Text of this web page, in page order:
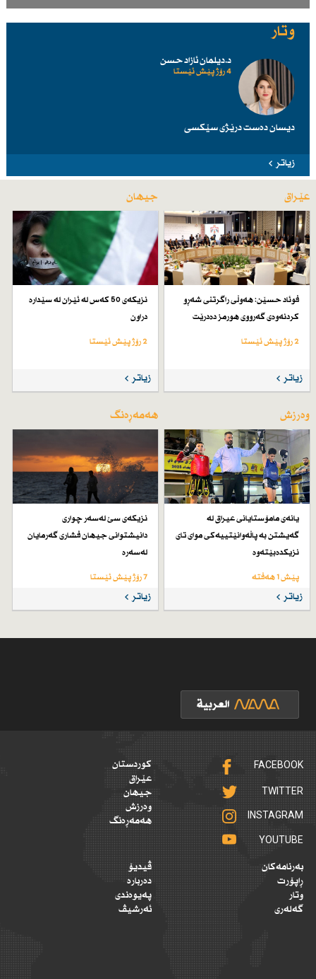
وتار
د.دیلمان ئازاد حسن
4 رۆژ پێش ئێستا
دیسان دەست درێژی سێكسی
زیاتر
عێراق
فوئاد حسێن: هەوڵی راگرتنی شەڕو
كردنەوەی گەرووی هورمز دەدرێت
2 رۆژ پێش ئێستا
زیاتر
جیهان
نزیكەی 50 كەس لە ئێران لە سێدارە
دراون
2 رۆژ پێش ئێستا
زیاتر
وەرزش
یانەی مامۆستایانی عیراق لە
گەیشتن بە پاڵەوانێتییەكی موای تای
نزیكدەبێتەوە
پێش 1 هەفتە
زیاتر
هەمەڕەنگ
نزیكەی سێ لەسەر چواری
دانیشتوانی جیهان فشاری گەرمایان
لەسەرە
7 رۆژ پێش ئێستا
زیاتر
FACEBOOK
TWITTER
INSTAGRAM
YOUTUBE
کوردستان
عێراق
جیهان
وەرزش
هەمەڕەنگ
بەرنامەکان
ڕاپۆرت
وتار
گەلەری
ڤیدیۆ
دەربارە
پەیوەندی
ئەرشیڤ